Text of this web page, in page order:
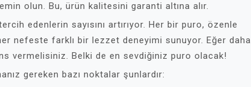
olun. Bu, ürün kalitesini garanti altına alır.
edenlerin sayısını artırıyor. Her bir puro, özenle
nefeste farklı bir lezzet deneyimi sunuyor. Eğer daha
vermelisiniz. Belki de en sevdiğiniz puro olacak!
gereken bazı noktalar şunlardır: